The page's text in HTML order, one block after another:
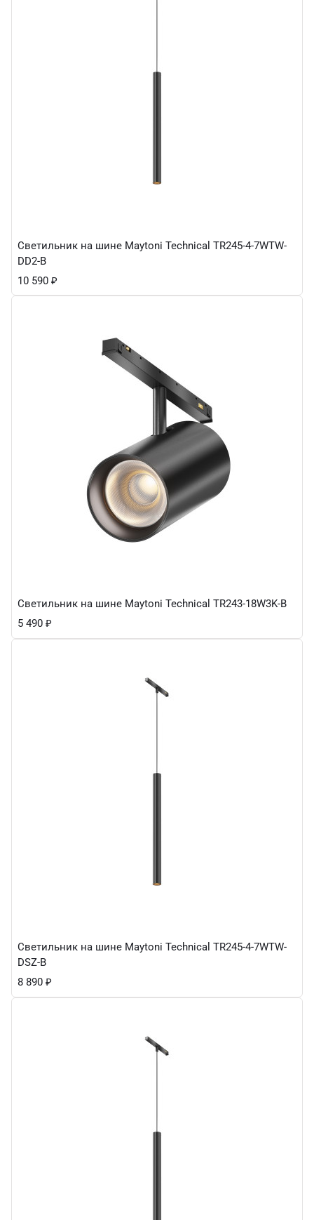
Светильник на шине Maytoni Technical TR245-4-7WTW-
DD2-B
10 590 ₽
Светильник на шине Maytoni Technical TR243-18W3K-B
5 490 ₽
Светильник на шине Maytoni Technical TR245-4-7WTW-
DSZ-B
8 890 ₽